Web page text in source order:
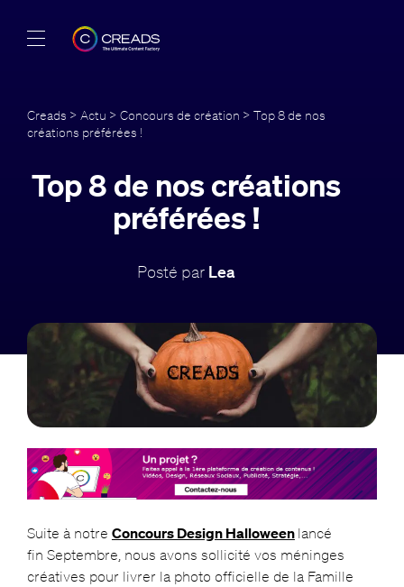
Offres
À propos
Creads > Actu > Concours de création > Top 8 de nos
créations préférées !
Top 8 de nos créations
préférées !
Posté par Lea
Suite à notre Concours Design Halloween lancé
fin Septembre, nous avons sollicité vos méninges
créatives pour livrer la photo officielle de la Famille